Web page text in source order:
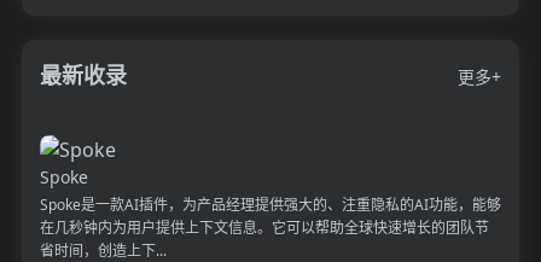
最新收录 更多+
Spoke
Spoke是一款AI插件，为产品经理提供强大的、注重隐私的AI功能，能够
在几秒钟内为用户提供上下文信息。它可以帮助全球快速增长的团队节
省时间，创造上下...